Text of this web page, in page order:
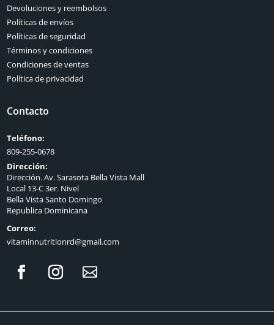
Devoluciones y reembolsos
Políticas de envíos
Políticas de seguridad
Términos y condiciones
Condiciones de ventas
Política de privacidad
Contacto
Teléfono:
809-255-0678
Dirección:
Dirección. Av. Sarasota Bella Vista Mall
Local 13-C 3er. Nivel
Bella Vista Santo Domingo
Republica Dominicana
Correo:
vitaminnutritionrd@gmail.com